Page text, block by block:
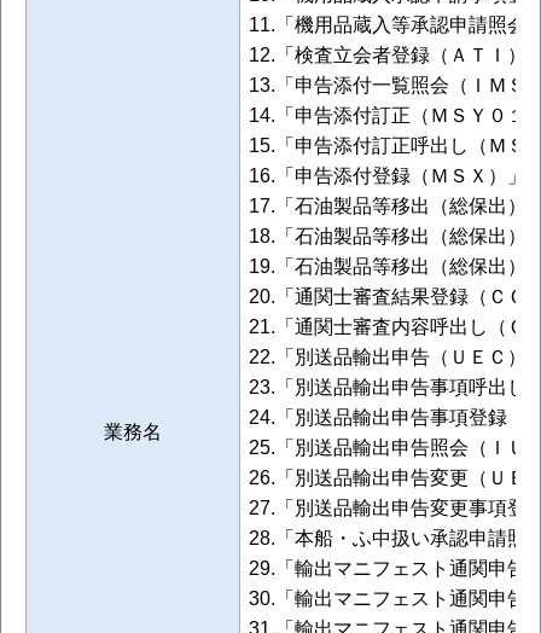
業務名
11.「機用品蔵入等承認申請照会
12.「検査立会者登録（ＡＴＩ）
13.「申告添付一覧照会（ＩＭＳ
14.「申告添付訂正（ＭＳＹ０１
15.「申告添付訂正呼出し（ＭＳ
16.「申告添付登録（ＭＳＸ）」
17.「石油製品等移出（総保出）
18.「石油製品等移出（総保出）
19.「石油製品等移出（総保出）
20.「通関士審査結果登録（ＣＣ
21.「通関士審査内容呼出し（Ｃ
22.「別送品輸出申告（ＵＥＣ）
23.「別送品輸出申告事項呼出し
24.「別送品輸出申告事項登録（
25.「別送品輸出申告照会（ＩＵ
26.「別送品輸出申告変更（ＵＥ
27.「別送品輸出申告変更事項登
28.「本船・ふ中扱い承認申請照
29.「輸出マニフェスト通関申告
30.「輸出マニフェスト通関申告